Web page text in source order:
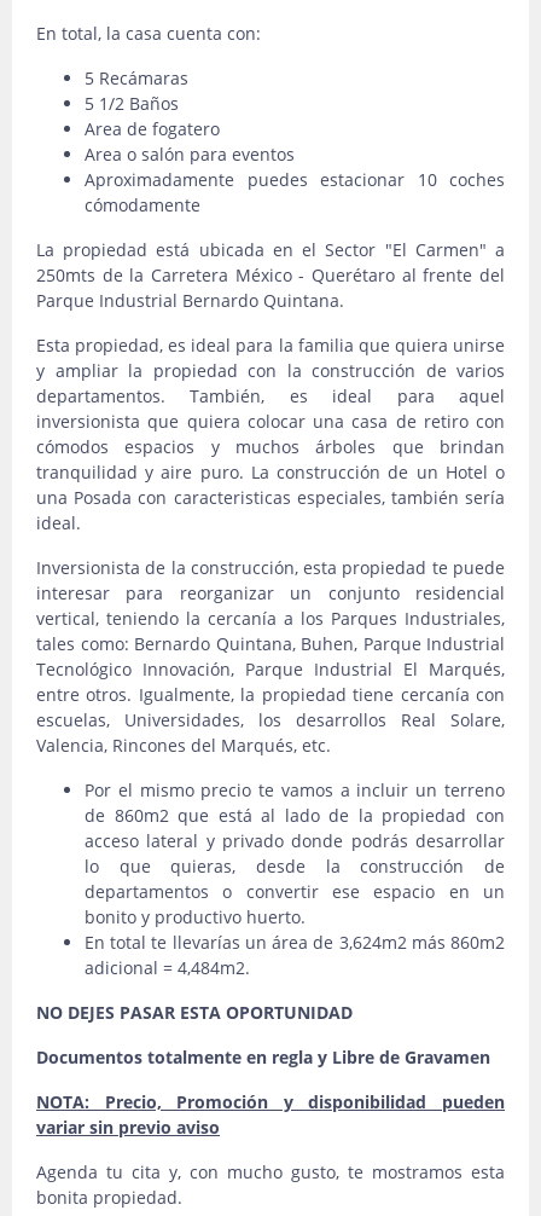
En total, la casa cuenta con:
5 Recámaras
5 1/2 Baños
Area de fogatero
Area o salón para eventos
Aproximadamente puedes estacionar 10 coches
cómodamente
La propiedad está ubicada en el Sector "El Carmen" a
250mts de la Carretera México - Querétaro al frente del
Parque Industrial Bernardo Quintana.
Esta propiedad, es ideal para la familia que quiera unirse
y ampliar la propiedad con la construcción de varios
departamentos. También, es ideal para aquel
inversionista que quiera colocar una casa de retiro con
cómodos espacios y muchos árboles que brindan
tranquilidad y aire puro. La construcción de un Hotel o
una Posada con caracteristicas especiales, también sería
ideal.
Inversionista de la construcción, esta propiedad te puede
interesar para reorganizar un conjunto residencial
vertical, teniendo la cercanía a los Parques Industriales,
tales como: Bernardo Quintana, Buhen, Parque Industrial
Tecnológico Innovación, Parque Industrial El Marqués,
entre otros. Igualmente, la propiedad tiene cercanía con
escuelas, Universidades, los desarrollos Real Solare,
Valencia, Rincones del Marqués, etc.
Por el mismo precio te vamos a incluir un terreno
de 860m2 que está al lado de la propiedad con
acceso lateral y privado donde podrás desarrollar
lo que quieras, desde la construcción de
departamentos o convertir ese espacio en un
bonito y productivo huerto.
En total te llevarías un área de 3,624m2 más 860m2
adicional = 4,484m2.
NO DEJES PASAR ESTA OPORTUNIDAD
Documentos totalmente en regla y Libre de Gravamen
NOTA: Precio, Promoción y disponibilidad pueden
variar sin previo aviso
Agenda tu cita y, con mucho gusto, te mostramos esta
bonita propiedad.